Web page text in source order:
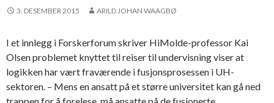
s
e
r
m
s
3. DESEMBER 2015 ARILD JOHAN WAAGBØ
I et innlegg i Forskerforum skriver HiMolde-professor Kai
Olsen problemet knyttet til reiser til undervisning viser at
logikken har vært fraværende i fusjonsprosessen i UH-
sektoren. – Mens en ansatt på et større universitet kan gå ned